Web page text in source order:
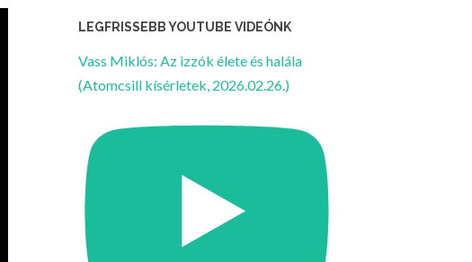
LEGFRISSEBB YOUTUBE VIDEÓNK
Vass Miklós: Az izzók élete és halála
(Atomcsill kísérletek, 2026.02.26.)